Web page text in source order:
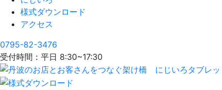
様式ダウンロード
アクセス
0795-82-3476
受付時間：平日 8:30~17:30